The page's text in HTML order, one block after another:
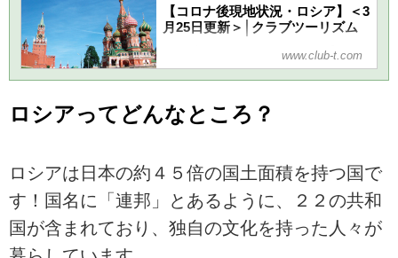
【コロナ後現地状況・ロシア】＜3
月25日更新＞│クラブツーリズム
クラブツーリズムがお届けする【コロナ
後現地状況・ロシア】＜3月25日更新＞
では、ロシアの入国制限、ロシア国内の
後、オンラインツアーのお知らせなど、
www.club-t.com
ロシアってどんなところ？
ロシアは日本の約４５倍の国土面積を持つ国で
す！国名に「連邦」とあるように、２２の共和
国が含まれており、独自の文化を持った人々が